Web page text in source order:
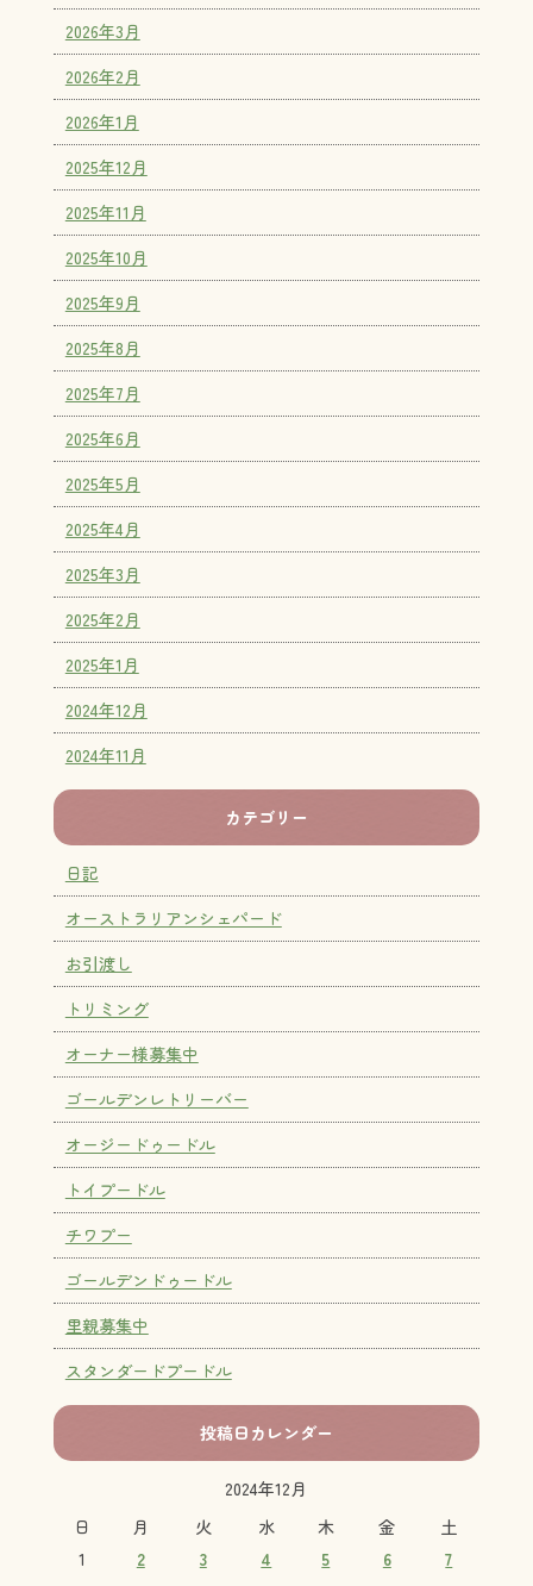
2026年3月
2026年2月
2026年1月
2025年12月
2025年11月
2025年10月
2025年9月
2025年8月
2025年7月
2025年6月
2025年5月
2025年4月
2025年3月
2025年2月
2025年1月
2024年12月
2024年11月
カテゴリー
日記
オーストラリアンシェパード
お引渡し
トリミング
オーナー様募集中
ゴールデンレトリーバー
オージードゥードル
トイプードル
チワプー
ゴールデンドゥードル
里親募集中
スタンダードプードル
投稿日カレンダー
2024年12月
日
月 火 水 木 金
土
1
2 3 4 5 6
7